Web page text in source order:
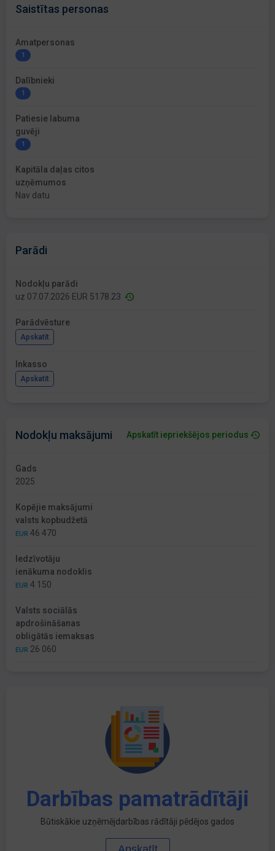
Saistītas personas
Amatpersonas
1
Dalībnieki
1
Patiesie labuma
guvēji
1
Kapitāla daļas citos
uzņēmumos
Nav datu
Parādi
Nodokļu parādi
uz 07.07.2026 EUR 5178.23
Parādvēsture
Apskatīt
Inkasso
Apskatīt
Nodokļu maksājumi Apskatīt iepriekšējos periodus
Gads
2025
Kopējie maksājumi
valsts kopbudžetā
EUR 46 470
Iedzīvotāju
ienākuma nodoklis
EUR 4 150
Valsts sociālās
apdrošināšanas
obligātās iemaksas
EUR 26 060
Darbības pamatrādītāji
Būtiskākie uzņēmējdarbības rādītāji pēdējos gados